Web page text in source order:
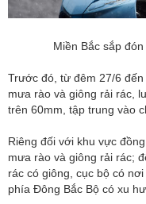
Miền Bắc sắp
Trước đó, từ đêm 27/6
mưa rào và giông rải rác,
trên 60mm, tập trung vào
Riêng đối với khu vực
mưa rào và giông rải rác;
rác có giông, cục bộ có
phía Đông Bắc Bộ có xu